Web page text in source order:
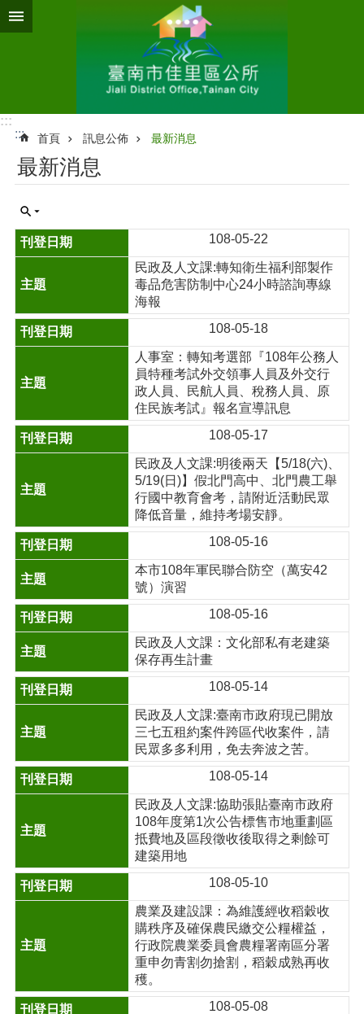
跳到主要內容區塊
:::
:::
首頁 訊息公佈 最新消息
最新消息
108-05-22
民政及人文課:轉知衛生福利部製作
毒品危害防制中心24小時諮詢專線
海報
108-05-18
人事室：轉知考選部『108年公務人
員特種考試外交領事人員及外交行
政人員、民航人員、稅務人員、原
住民族考試』報名宣導訊息
108-05-17
民政及人文課:明後兩天【5/18(六)、
5/19(日)】假北門高中、北門農工舉
行國中教育會考，請附近活動民眾
降低音量，維持考場安靜。
108-05-16
本市108年軍民聯合防空（萬安42
號）演習
108-05-16
民政及人文課：文化部私有老建築
保存再生計畫
108-05-14
民政及人文課:臺南市政府現已開放
三七五租約案件跨區代收案件，請
民眾多多利用，免去奔波之苦。
108-05-14
民政及人文課:協助張貼臺南市政府
108年度第1次公告標售市地重劃區
抵費地及區段徵收後取得之剩餘可
建築用地
108-05-10
農業及建設課：為維護經收稻穀收
購秩序及確保農民繳交公糧權益，
行政院農業委員會農糧署南區分署
重申勿青割勿搶割，稻穀成熟再收
穫。
108-05-08